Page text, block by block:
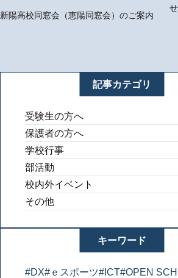
記事カテゴリ
受験生の方へ
保護者の方へ
学校行事
部活動
校内外イベント
その他
キーワード
#DX#ｅスポーツ#ICT#OPEN
新陽高校同窓会（恵陽同窓会）のご案内
せ